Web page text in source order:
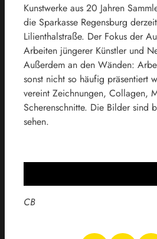
Kunstwerke aus 20 Jahren
die Sparkasse Regensburg
Lilienthalstraße. Der Fokus der
Arbeiten jüngerer Künstler und
Außerdem an den Wänden:
sonst nicht so häufig präsentiert
vereint Zeichnungen, Collagen,
Scherenschnitte. Die Bilder sind
sehen.
CB